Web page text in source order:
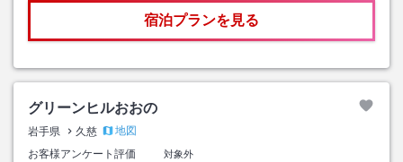
宿泊プランを見る
グリーンヒルおおの
岩手県 久慈
地図
お客様アンケート評価
対象外